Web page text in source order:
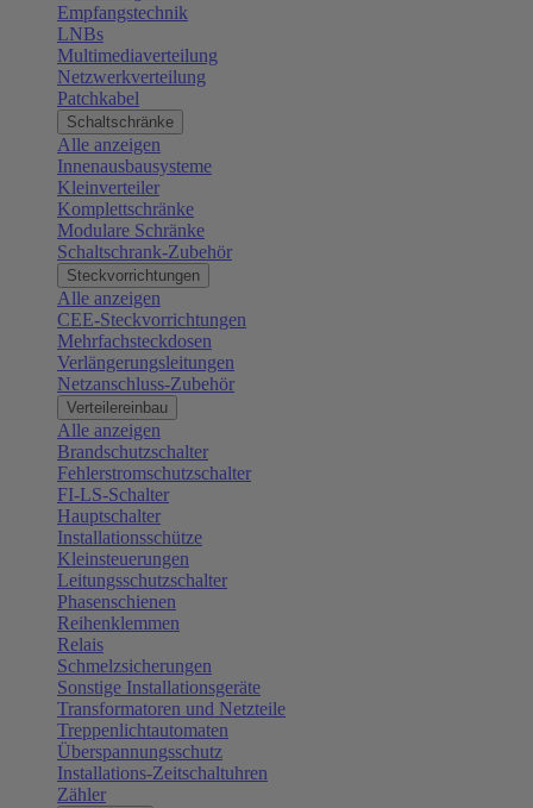
Empfangstechnik
LNBs
Multimediaverteilung
Netzwerkverteilung
Patchkabel
Schaltschränke
Alle anzeigen
Innenausbausysteme
Kleinverteiler
Komplettschränke
Modulare Schränke
Schaltschrank-Zubehör
Steckvorrichtungen
Alle anzeigen
CEE-Steckvorrichtungen
Mehrfachsteckdosen
Verlängerungsleitungen
Netzanschluss-Zubehör
Verteilereinbau
Alle anzeigen
Brandschutzschalter
Fehlerstromschutzschalter
FI-LS-Schalter
Hauptschalter
Installationsschütze
Kleinsteuerungen
Leitungsschutzschalter
Phasenschienen
Reihenklemmen
Relais
Schmelzsicherungen
Sonstige Installationsgeräte
Transformatoren und Netzteile
Treppenlichtautomaten
Überspannungsschutz
Installations-Zeitschaltuhren
Zähler